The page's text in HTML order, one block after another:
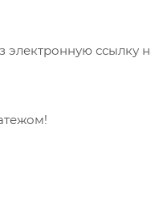
ссылку